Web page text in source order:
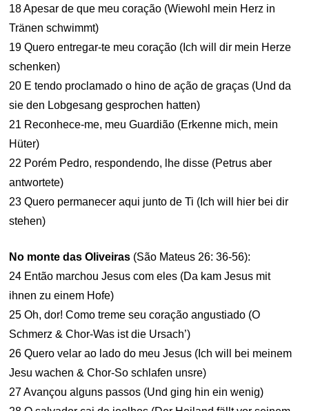
18 Apesar de que meu coração (Wiewohl mein Herz in
Tränen schwimmt)
19 Quero entregar-te meu coração (Ich will dir mein Herze
schenken)
20 E tendo proclamado o hino de ação de graças (Und da
sie den Lobgesang gesprochen hatten)
21 Reconhece-me, meu Guardião (Erkenne mich, mein
Hüter)
22 Porém Pedro, respondendo, lhe disse (Petrus aber
antwortete)
23 Quero permanecer aqui junto de Ti (Ich will hier bei dir
stehen)
No monte das Oliveiras (São Mateus 26: 36-56):
24 Então marchou Jesus com eles (Da kam Jesus mit
ihnen zu einem Hofe)
25 Oh, dor! Como treme seu coração angustiado (O
Schmerz & Chor-Was ist die Ursach’)
26 Quero velar ao lado do meu Jesus (Ich will bei meinem
Jesu wachen & Chor-So schlafen unsre)
27 Avançou alguns passos (Und ging hin ein wenig)